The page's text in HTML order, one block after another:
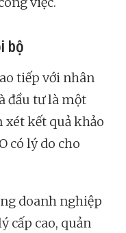
bộ
tiếp với nhân
đầu tư là một
xét kết quả khảo
có lý do cho
doanh nghiệp
cấp cao, quản